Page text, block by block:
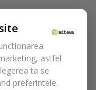
astfel
ta se
preferintele.
si
Scalers Darby Perry